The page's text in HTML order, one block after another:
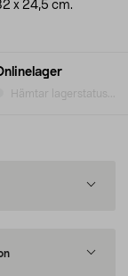
Hämtar lagerstatus...
x 24,5 cm.